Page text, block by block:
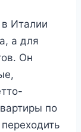
Италии
а для
Он
по